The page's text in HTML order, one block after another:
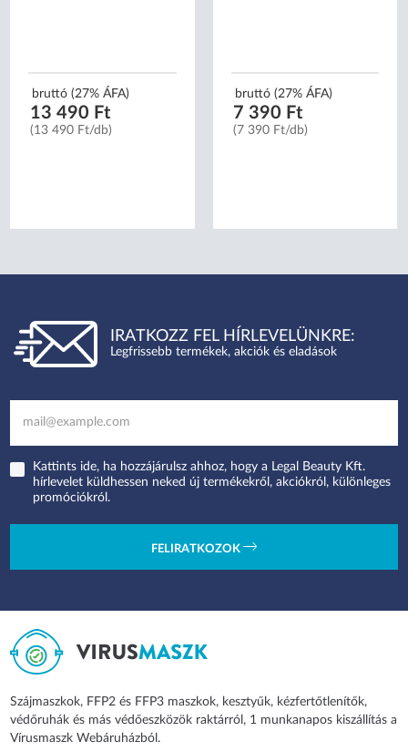
bruttó (27% ÁFA)
13 490 Ft
(13 490 Ft/db)
bruttó (27% ÁFA)
7 390 Ft
(7 390 Ft/db)
IRATKOZZ FEL HÍRLEVELÜNKRE:
Legfrissebb termékek, akciók és eladások
Kattints ide, ha hozzájárulsz ahhoz, hogy a Legal Beauty Kft.
hírlevelet küldhessen neked új termékekről, akciókról, különleges
promóciókról.
FELIRATKOZOK
Szájmaszkok, FFP2 és FFP3 maszkok, kesztyűk, kézfertőtlenítők,
védőruhák és más védőeszközök raktárról, 1 munkanapos kiszállítás a
Vírusmaszk Webáruházból.